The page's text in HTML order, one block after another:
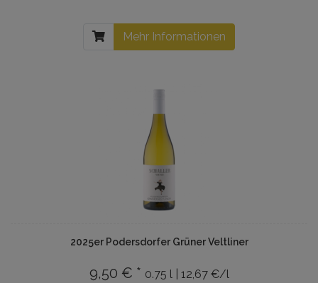
Mehr Informationen
2025er Podersdorfer Grüner Veltliner
9,50 € * 0.75 l | 12,67 €/l